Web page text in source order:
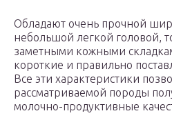
Обладают очень прочной
небольшой легкой головой,
заметными кожными
короткие и правильно
Все эти характеристики
рассматриваемой породы
молочно-продуктивные